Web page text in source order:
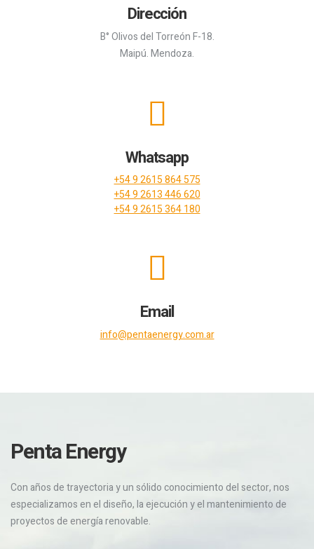
Dirección
B° Olivos del Torreón F-18.
Maipú. Mendoza.
Whatsapp
+54 9 2615 864 575
+54 9 2613 446 620
+54 9 2615 364 180
Email
info@pentaenergy.com.ar
Penta Energy
Con años de trayectoria y un sólido conocimiento del sector, nos
especializamos en el diseño, la ejecución y el mantenimiento de
proyectos de energía renovable.